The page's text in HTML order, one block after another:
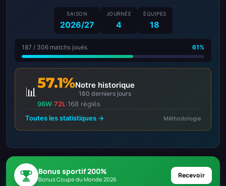
SAISON
2026/27
JOURNÉE
4
ÉQUIPES
18
187 / 306 matchs joués 61%
📊
57.1%Notre historique
180 derniers jours
96W·72L·168 réglés
Toutes les statistiques →
Méthodologie
Bonus sportif 200%
Bonus Coupe du Monde 2026 Recevoir